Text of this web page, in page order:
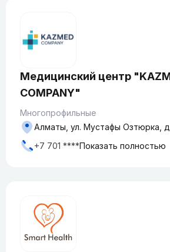
Медицинский центр
COMPANY"
Многопрофильные
Алматы, ул. Мустафы Озтюрка,
+7 701 ****Показать полностью